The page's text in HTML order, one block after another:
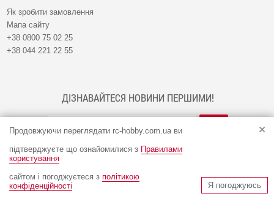
Продовжуючи переглядати rc-hobby.com.ua ви
підтверджуєте що ознайомилися з Правилами
користування
сайтом і погоджуєтеся з політикою
конфіденційності
Я погоджуюсь
Як зробити замовлення
Мапа сайту
+38 0800 75 02 25
+38 044 221 22 55
ДІЗНАВАЙТЕСЯ НОВИНИ ПЕРШИМИ!
© Інтернет-магазин RC-HOBBY 2009 - 2026